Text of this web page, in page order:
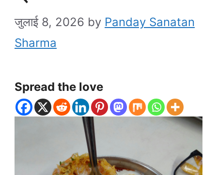
जुलाई 8, 2026 by Panday Sanatan
Sharma
Spread the love